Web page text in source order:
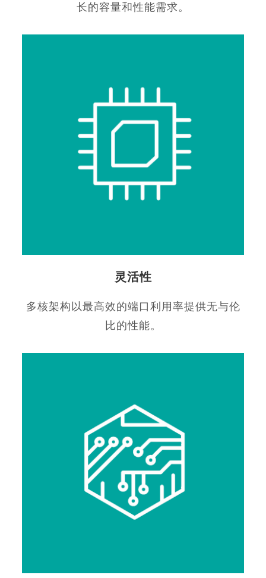
长的容量和性能需求。
灵活性
多核架构以最高效的端口利用率提供无与伦
比的性能。